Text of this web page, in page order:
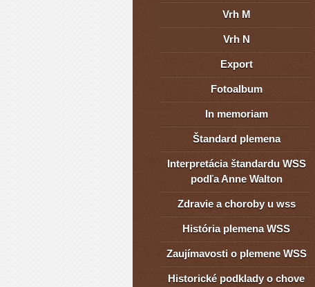
Vrh M
Vrh N
Export
Fotoalbum
In memoriam
Štandard plemena
Interpretácia štandardu WSS
podľa Anne Walton
Zdravie a choroby u wss
História plemena WSS
Zaujímavosti o plemene WSS
Historické podklady o chove